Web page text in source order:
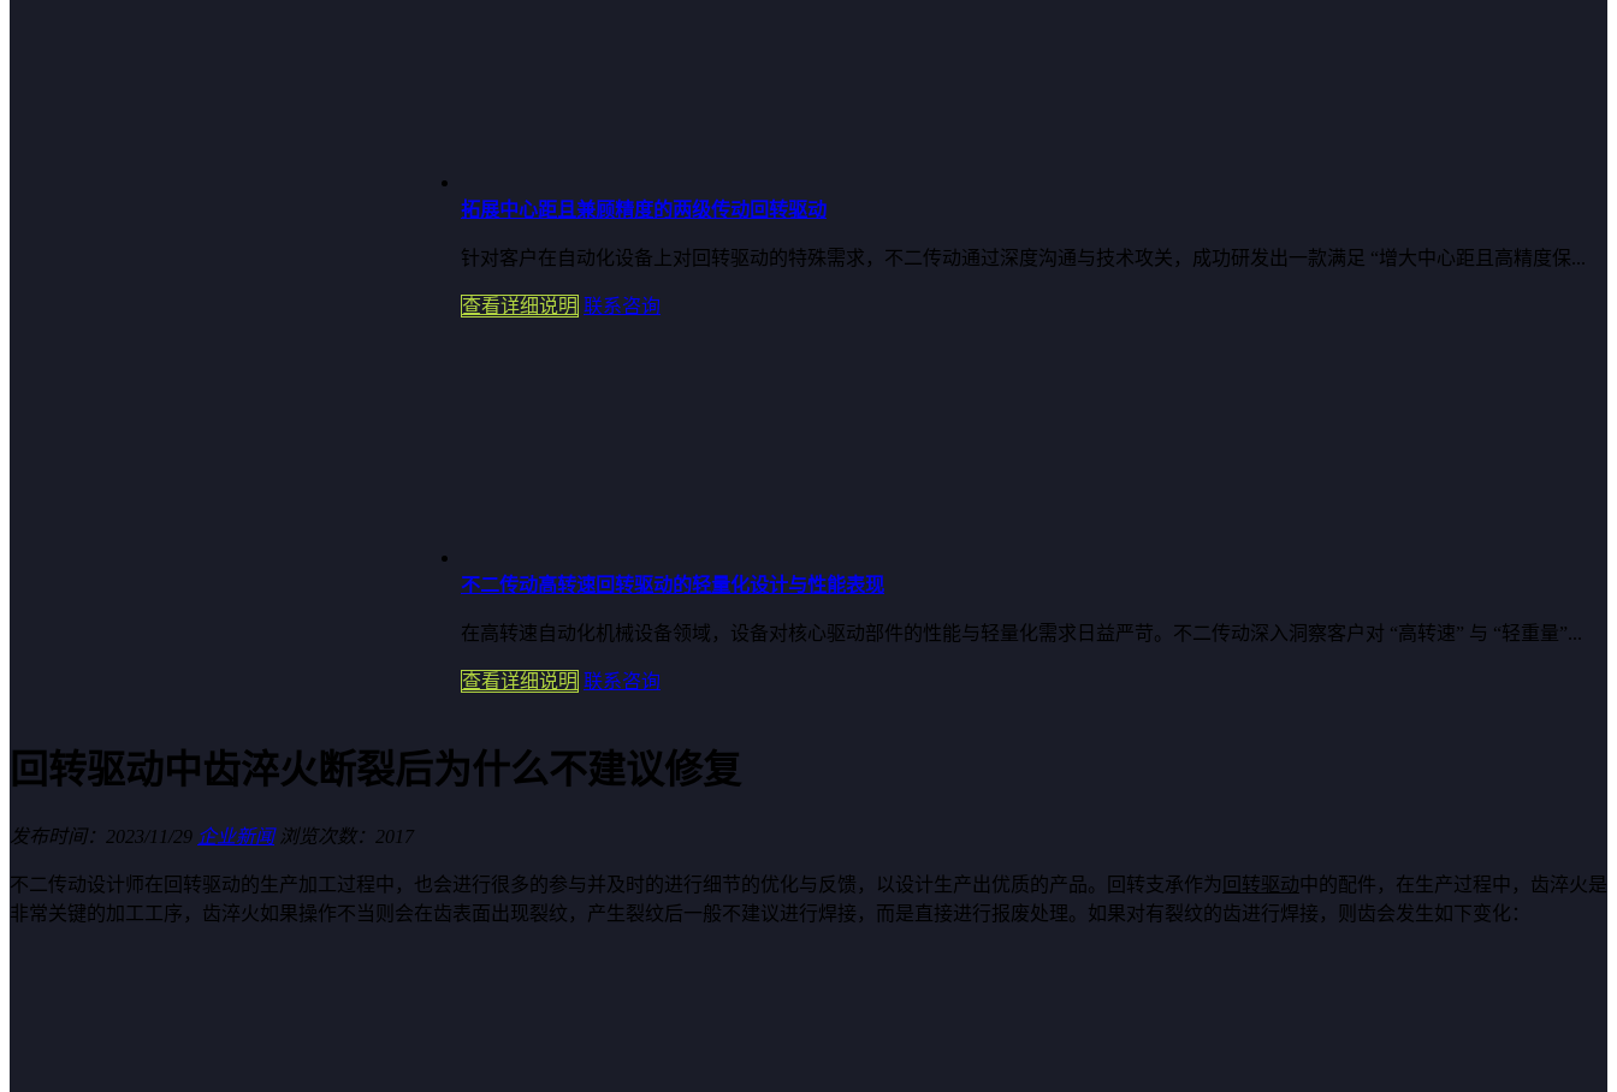
拓展中心距且兼顾精度的两级传动回转驱动
针对客户在自动化设备上对回转驱动的特殊需求，不二传动通过深度沟通与技术攻关，成功研发出一款满足 “增大中心距且高精度保...
查看详细说明 联系咨询
不二传动高转速回转驱动的轻量化设计与性能表现
在高转速自动化机械设备领域，设备对核心驱动部件的性能与轻量化需求日益严苛。不二传动深入洞察客户对 “高转速” 与 “轻重量”...
查看详细说明 联系咨询
回转驱动中齿淬火断裂后为什么不建议修复
发布时间：2023/11/29 企业新闻 浏览次数：2017
不二传动设计师在回转驱动的生产加工过程中，也会进行很多的参与并及时的进行细节的优化与反馈，以设计生产出优质的产品。回转支承作为 回转驱动中的配件，在生产过程中，齿淬火是
非常关键的加工工序，齿淬火如果操作不当则会在齿表面出现裂纹，产生裂纹后一般不建议进行焊接，而是直接进行报废处理。如果对有裂纹的齿进行焊接，则齿会发生如下变化：